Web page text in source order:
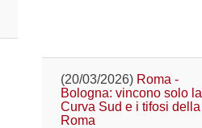
(20/03/2026) Roma -
Bologna: vincono solo la
Curva Sud e i tifosi della
Roma